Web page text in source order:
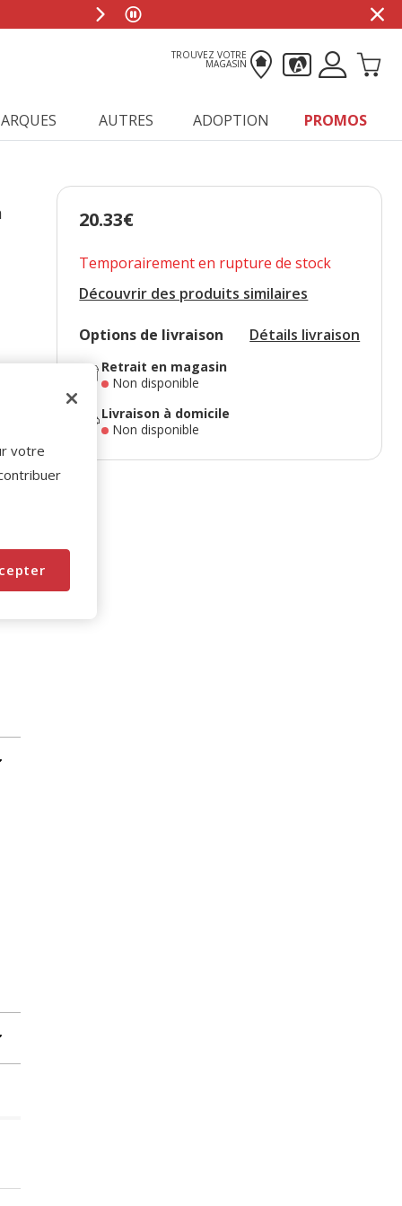
TROUVEZ VOTRE
MAGASIN
AUTRES ADOPTION PROMOS
Prix 20.33€
20.33€
Temporairement en rupture de stock
Découvrir des produits similaires
Options de livraison Détails livraison
Retrait en magasin
Non disponible
Livraison à domicile
Non disponible
votre